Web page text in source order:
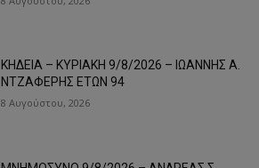
ΚΗΔΕΙΑ – ΚΥΡΙΑΚΗ 9/8/2026 – ΙΩΑΝΝΗΣ Α.
ΝΤΖΑΦΕΡΗΣ ΕΤΩΝ 94
8 Αυγούστου, 2026